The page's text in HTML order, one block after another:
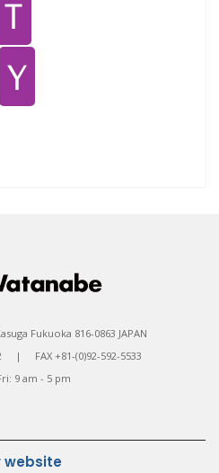
Ｔ
Ｙ
Fukuoka 816-0863 JAPAN
| FAX +81-(0)92-592-5533
9 am - 5 pm
website